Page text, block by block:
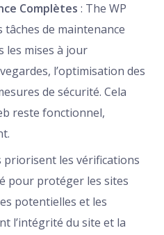
Complètes : The WP
de maintenance
les mises à jour
l’optimisation des
de sécurité. Cela
reste fonctionnel,
priorisent les vérifications
pour protéger les sites
potentielles et les
l’intégrité du site et la